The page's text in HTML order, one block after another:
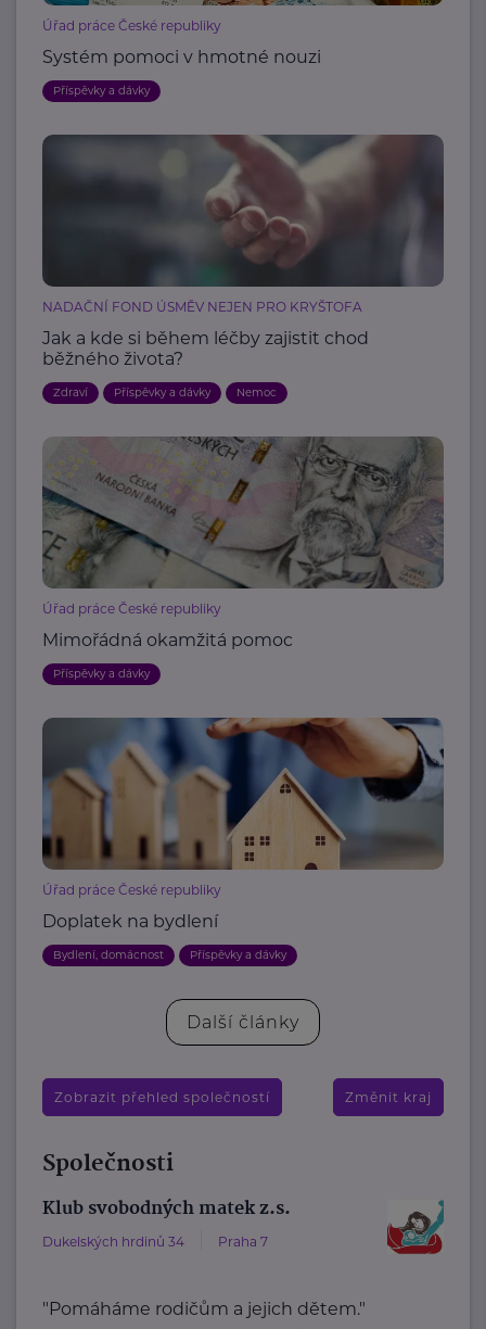
Úřad práce České republiky
Systém pomoci v hmotné nouzi
Příspěvky a dávky
NADAČNÍ FOND ÚSMĚV NEJEN PRO KRYŠTOFA
Jak a kde si během léčby zajistit chod
běžného života?
Zdraví Příspěvky a dávky Nemoc
Úřad práce České republiky
Mimořádná okamžitá pomoc
Příspěvky a dávky
Úřad práce České republiky
Doplatek na bydlení
Bydlení, domácnost Příspěvky a dávky
Další články
Zobrazit přehled společností Změnit kraj
Společnosti
Klub svobodných matek z.s.
Dukelských hrdinů 34 Praha 7
"Pomáháme rodičům a jejich dětem."